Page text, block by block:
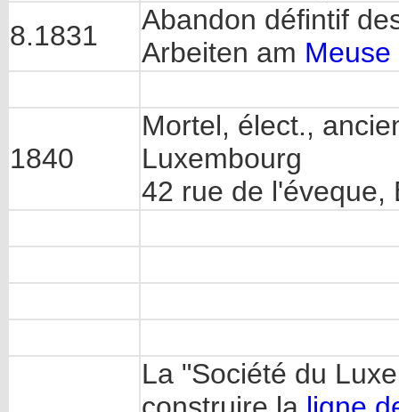
8.1831
Abandon défintif
Arbeiten am
1840
Mortel, élect.,
Luxembourg
42 rue de l'éveque,
La "Société du